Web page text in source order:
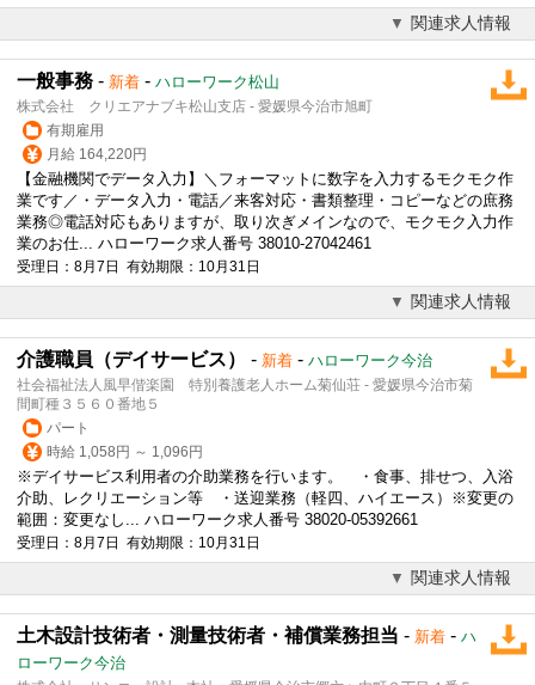
関連求人情報
一般事務 - 新着 - ハローワーク松山
株式会社 クリエアナブキ松山支店 - 愛媛県今治市旭町
有期雇用
月給 164,220円
【金融機関でデータ入力】＼フォーマットに数字を入力するモクモク作
業です／・データ入力・電話／来客対応・書類整理・コピーなどの庶務
業務◎電話対応もありますが、取り次ぎメインなので、モクモク入力作
業のお仕... ハローワーク求人番号 38010-27042461
受理日：8月7日 有効期限：10月31日
関連求人情報
介護職員（デイサービス） - 新着 - ハローワーク今治
社会福祉法人風早偕楽園 特別養護老人ホーム菊仙荘 - 愛媛県今治市菊
間町種３５６０番地５
パート
時給 1,058円 ～ 1,096円
※デイサービス利用者の介助業務を行います。 ・食事、排せつ、入浴
介助、レクリエーション等 ・送迎業務（軽四、ハイエース）※変更の
範囲：変更なし... ハローワーク求人番号 38020-05392661
受理日：8月7日 有効期限：10月31日
関連求人情報
土木設計技術者・測量技術者・補償業務担当 - 新着 - ハ
ローワーク今治